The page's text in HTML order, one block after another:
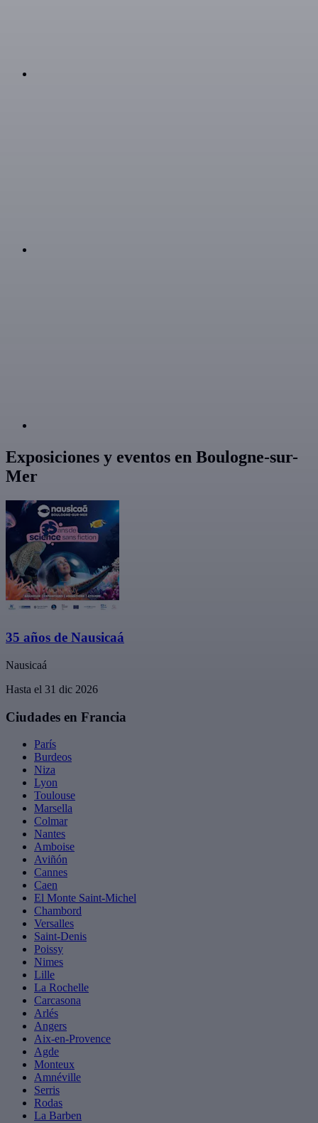
Exposiciones y eventos en Boulogne-sur-
Mer
35 años de Nausicaá
Nausicaá
Hasta el 31 dic 2026
Ciudades en Francia
París
Burdeos
Niza
Lyon
Toulouse
Marsella
Colmar
Nantes
Amboise
Aviñón
Cannes
Caen
El Monte Saint-Michel
Chambord
Versalles
Saint-Denis
Poissy
Nimes
Lille
La Rochelle
Carcasona
Arlés
Angers
Aix-en-Provence
Agde
Monteux
Amnéville
Serris
Rodas
La Barben